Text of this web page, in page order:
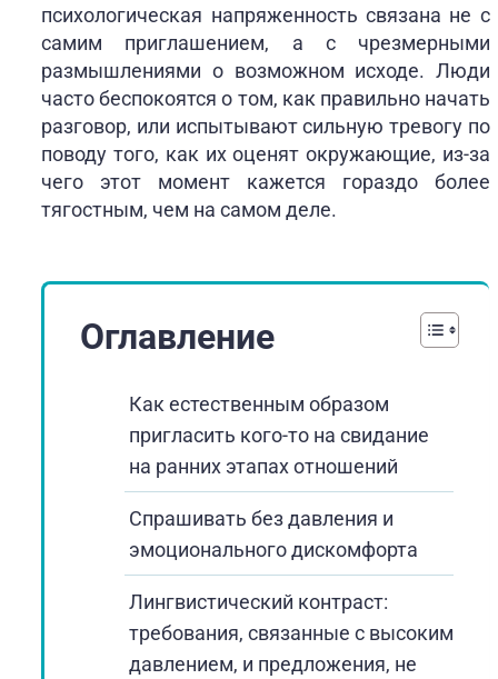
психологическая напряженность связана не с
самим приглашением, а с чрезмерными
размышлениями о возможном исходе. Люди
часто беспокоятся о том, как правильно начать
разговор, или испытывают сильную тревогу по
поводу того, как их оценят окружающие, из-за
чего этот момент кажется гораздо более
тягостным, чем на самом деле.
Оглавление
Как естественным образом
пригласить кого-то на свидание
на ранних этапах отношений
Спрашивать без давления и
эмоционального дискомфорта
Лингвистический контраст:
требования, связанные с высоким
давлением, и предложения, не